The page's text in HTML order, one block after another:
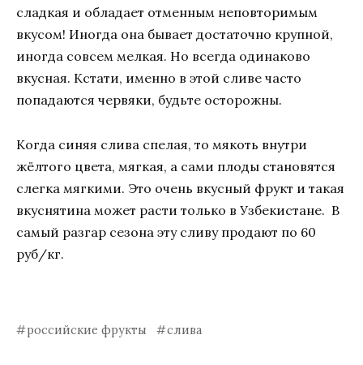
сладкая и обладает отменным неповторимым
вкусом! Иногда она бывает достаточно крупной,
иногда совсем мелкая. Но всегда одинаково
вкусная. Кстати, именно в этой сливе часто
попадаются червяки, будьте осторожны.
Когда синяя слива спелая, то мякоть внутри
жёлтого цвета, мягкая, а сами плоды становятся
слегка мягкими. Это очень вкусный фрукт и такая
вкуснятина может расти только в Узбекистане. В
самый разгар сезона эту сливу продают по 60
руб/кг.
российские фрукты слива